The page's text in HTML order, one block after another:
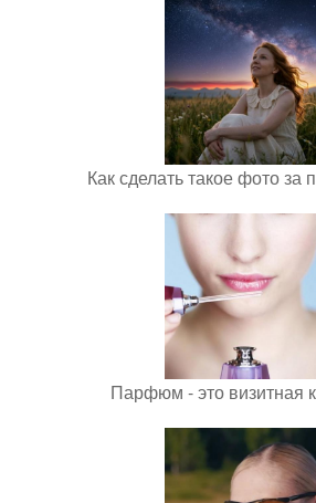
Как сделать такое фото за
Парфюм - это визитная